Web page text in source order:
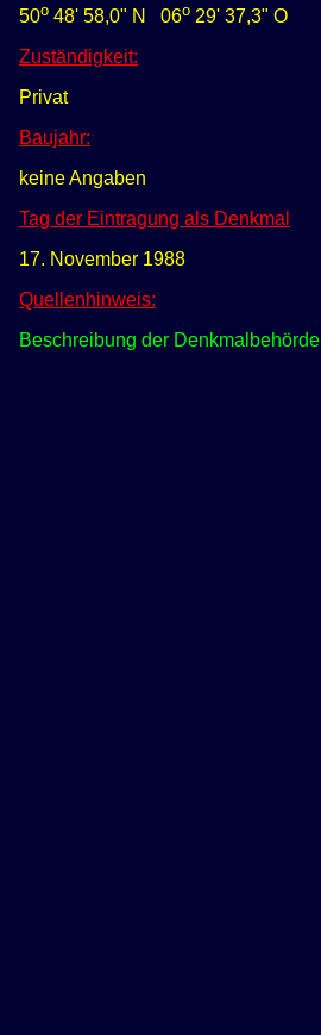
50o 48' 58,0" N 06o 29' 37,3" O
Zuständigkeit:
Privat
Baujahr:
keine Angaben
Tag der Eintragung als Denkmal
17. November 1988
Quellenhinweis:
Beschreibung der Denkmalbehörde